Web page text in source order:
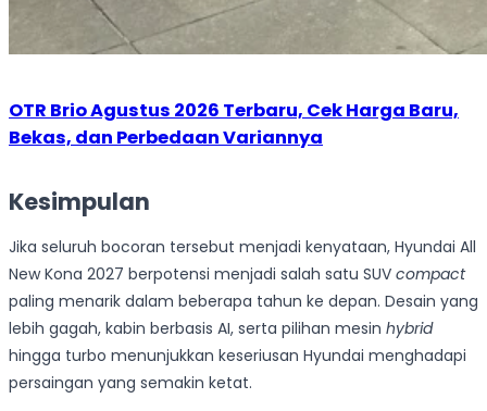
OTR Brio Agustus 2026 Terbaru, Cek Harga Baru,
Bekas, dan Perbedaan Variannya
Kesimpulan
Jika seluruh bocoran tersebut menjadi kenyataan, Hyundai All
New Kona 2027 berpotensi menjadi salah satu SUV compact
paling menarik dalam beberapa tahun ke depan. Desain yang
lebih gagah, kabin berbasis AI, serta pilihan mesin hybrid
hingga turbo menunjukkan keseriusan Hyundai menghadapi
persaingan yang semakin ketat.